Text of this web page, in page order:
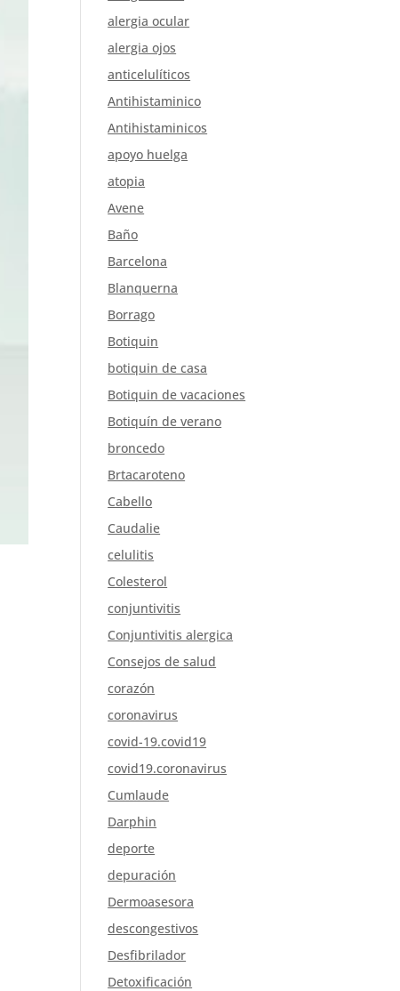
alergia ocular
alergia ojos
anticelulíticos
Antihistaminico
Antihistaminicos
apoyo huelga
atopia
Avene
Baño
Barcelona
Blanquerna
Borrago
Botiquin
botiquin de casa
Botiquin de vacaciones
Botiquín de verano
broncedo
Brtacaroteno
Cabello
Caudalie
celulitis
Colesterol
conjuntivitis
Conjuntivitis alergica
Consejos de salud
corazón
coronavirus
covid-19.covid19
covid19.coronavirus
Cumlaude
Darphin
deporte
depuración
Dermoasesora
descongestivos
Desfibrilador
Detoxificación